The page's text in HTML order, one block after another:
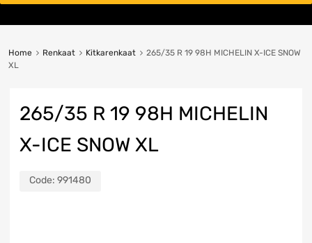
Home Renkaat Kitkarenkaat
265/35 R 19 98H MICHELIN X-ICE SNOW
XL
265/35 R 19 98H MICHELIN
X-ICE SNOW XL
Code: 991480